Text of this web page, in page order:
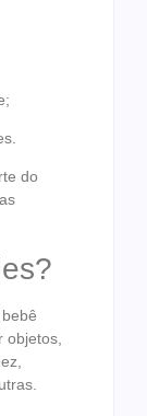
do
objetos,